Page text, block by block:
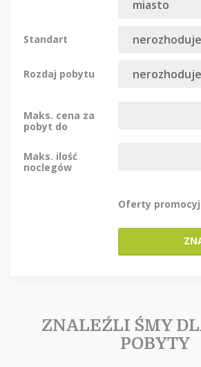
Standart
Rozdaj pobytu
Maks. cena za
pobyt do
Maks. ilość
noclegów
Oferty
ZNALEŹLI ŚMY
POBYTY